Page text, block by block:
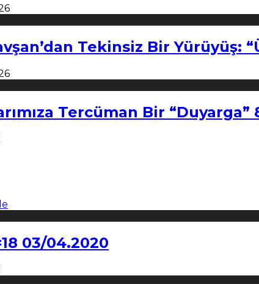
Tekinsiz Bir Yürüyüş:
Tercüman Bir
03/04.2020